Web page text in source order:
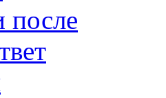
после